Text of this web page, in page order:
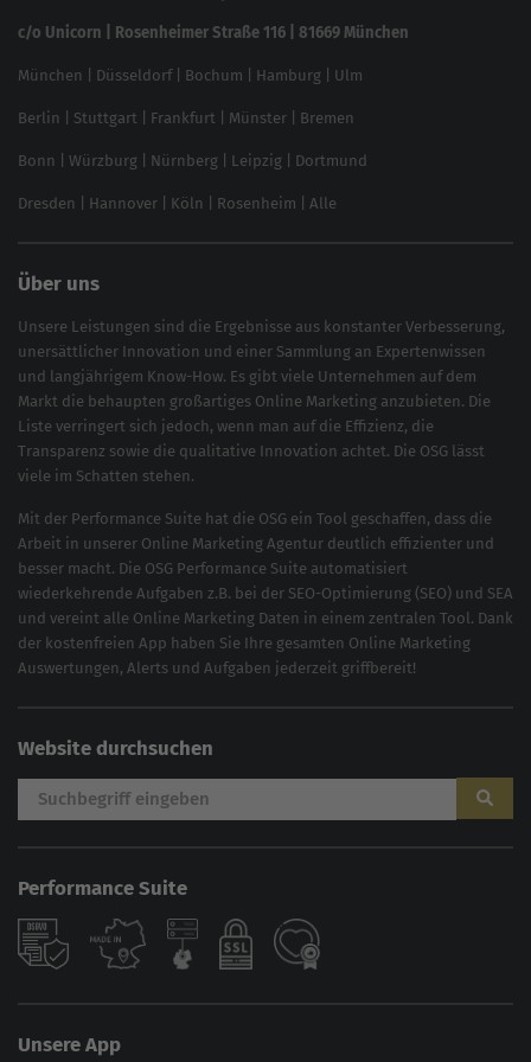
Linkbuilding 2025
Local SEO
SEO für Online Shops
Brand Monitoring 2025
c/o Unicorn | Rosenheimer Straße 116 | 81669 München
München Düsseldorf| Bochum Hamburg Ulm
Berlin Stuttgart Frankfurt Münster Bremen
Bonn Würzburg Nürnberg Leipzig Dortmund
Dresden Hannover Köln Rosenheim Alle
Über uns
Unsere Leistungen sind die Ergebnisse aus konstanter Verbesserung,
unersättlicher Innovation und einer Sammlung an Expertenwissen
und langjährigem Know-How. Es gibt viele Unternehmen auf dem
Markt die behaupten großartiges Online Marketing anzubieten. Die
Liste verringert sich jedoch, wenn man auf die Effizienz, die
Transparenz sowie die qualitative Innovation achtet. Die OSG lässt
viele im Schatten stehen.
Mit der Performance Suite hat die OSG ein Tool geschaffen, dass die
Arbeit in unserer Online Marketing Agentur deutlich effizienter und
besser macht. Die OSG Performance Suite automatisiert
wiederkehrende Aufgaben z.B. bei der SEO-Optimierung (SEO) und SEA
und vereint alle Online Marketing Daten in einem zentralen Tool. Dank
der kostenfreien App haben Sie Ihre gesamten Online Marketing
Auswertungen, Alerts und Aufgaben jederzeit griffbereit!
Website durchsuchen
Performance Suite
Unsere App